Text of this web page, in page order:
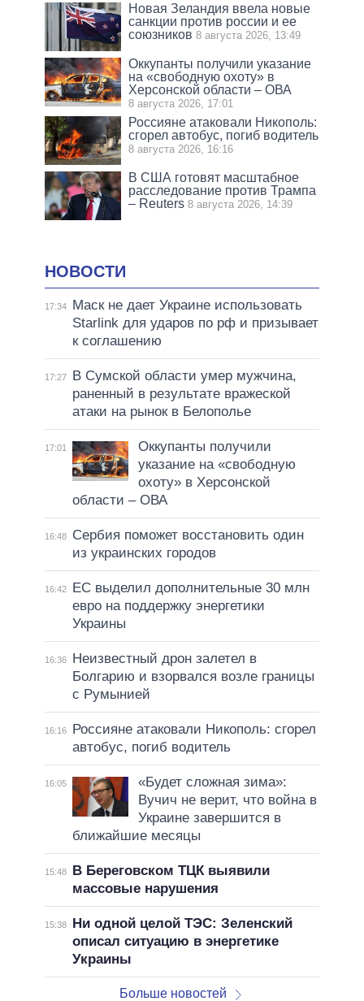
Новая Зеландия ввела новые
санкции против россии и ее
союзников 8 августа 2026, 13:49
Оккупанты получили указание
на «свободную охоту» в
Херсонской области – ОВА
8 августа 2026, 17:01
Россияне атаковали Никополь:
сгорел автобус, погиб водитель
8 августа 2026, 16:16
В США готовят масштабное
расследование против Трампа
– Reuters 8 августа 2026, 14:39
НОВОСТИ
17:34
Маск не дает Украине использовать
Starlink для ударов по рф и призывает
к соглашению
17:27
В Сумской области умер мужчина,
раненный в результате вражеской
атаки на рынок в Белополье
17:01
Оккупанты получили
указание на «свободную
охоту» в Херсонской
области – ОВА
16:48
Сербия поможет восстановить один
из украинских городов
16:42
ЕС выделил дополнительные 30 млн
евро на поддержку энергетики
Украины
16:36
Неизвестный дрон залетел в
Болгарию и взорвался возле границы
с Румынией
16:16
Россияне атаковали Никополь: сгорел
автобус, погиб водитель
16:05
«Будет сложная зима»:
Вучич не верит, что война в
Украине завершится в
ближайшие месяцы
15:48
В Береговском ТЦК выявили
массовые нарушения
15:38
Ни одной целой ТЭС: Зеленский
описал ситуацию в энергетике
Украины
Больше новостей